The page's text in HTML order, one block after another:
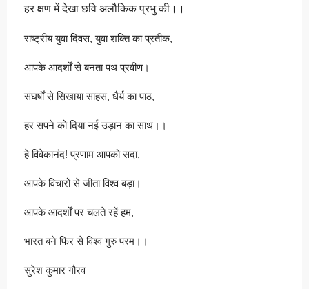
हर क्षण में देखा छवि अलौकिक प्रभु की।।
राष्ट्रीय युवा दिवस, युवा शक्ति का प्रतीक,
आपके आदर्शों से बनता पथ प्रवीण।
संघर्षों से सिखाया साहस, धैर्य का पाठ,
हर सपने को दिया नई उड़ान का साथ।।
हे विवेकानंद! प्रणाम आपको सदा,
आपके विचारों से जीता विश्व बड़ा।
आपके आदर्शों पर चलते रहें हम,
भारत बने फिर से विश्व गुरु परम।।
सुरेश कुमार गौरव